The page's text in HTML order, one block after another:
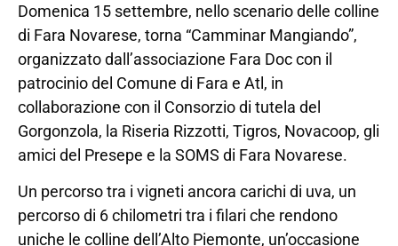
Domenica 15 settembre, nello scenario delle colline
di Fara Novarese, torna “Camminar Mangiando”,
organizzato dall’associazione Fara Doc con il
patrocinio del Comune di Fara e Atl, in
collaborazione con il Consorzio di tutela del
Gorgonzola, la Riseria Rizzotti, Tigros, Novacoop, gli
amici del Presepe e la SOMS di Fara Novarese.
Un percorso tra i vigneti ancora carichi di uva, un
percorso di 6 chilometri tra i filari che rendono
uniche le colline dell’Alto Piemonte, un’occasione